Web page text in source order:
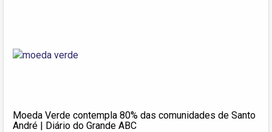
Moeda Verde contempla 80% das comunidades de Santo
André | Diário do Grande ABC